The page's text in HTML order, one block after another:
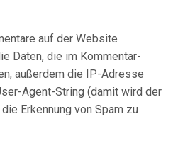
auf der Website
Daten, die im Kommentar-
außerdem die IP-Adresse
Agent-String (damit wird der
Erkennung von Spam zu